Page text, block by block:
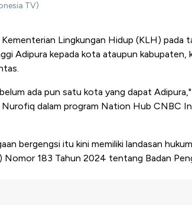
TV)
Kementerian Lingkungan Hidup (KLH) pada
Adipura kepada kota ataupun kabupaten,
ada pun satu kota yang dapat
dalam program Nation Hub CNBC
bergengsi itu kini memiliki landasan
Nomor 183 Tahun 2024 tentang Badan